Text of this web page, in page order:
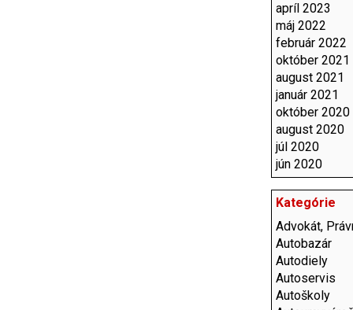
apríl 2023
máj 2022
február 2022
október 2021
august 2021
január 2021
október 2020
august 2020
júl 2020
jún 2020
Kategórie
Advokát,
Autobazár
Autodiely
Autoservis
Autoškoly